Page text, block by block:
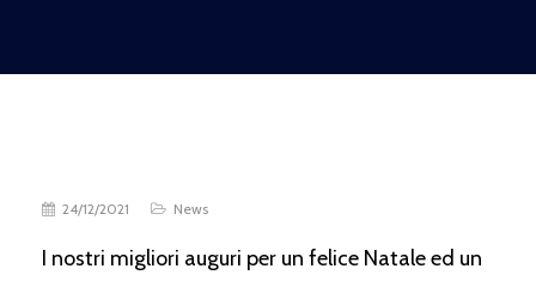
24/12/2021 News
I nostri migliori auguri per un felice Natale ed un